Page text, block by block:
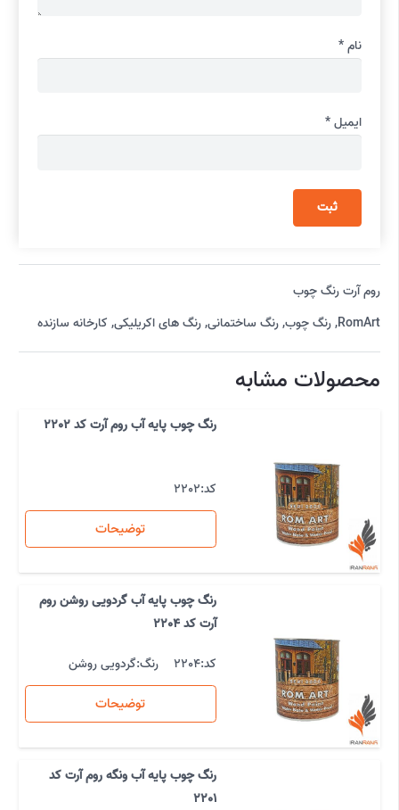
نام*
ایمیل*
روم آرت رنگ چوب
RomArt
,رنگ چوب,رنگ ساختمانی,رنگ های اکریلیکی, کارخانه سازنده
محصولات مشابه
رنگ چوب پایه آب روم آرت کد 2202
کد:2202
توضیحات
رنگ چوب پایه آب گردویی روشن روم
آرت کد 2204
کد:2204 رنگ:گردویی روشن
توضیحات
رنگ چوب پایه آب ونگه روم آرت کد
2201